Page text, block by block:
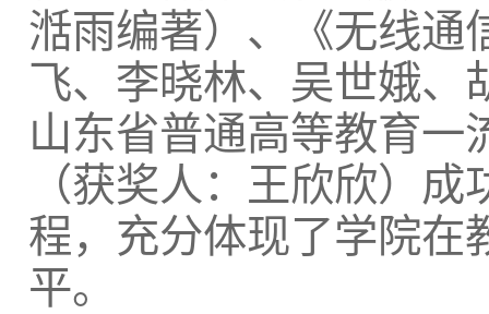
湉雨编著）、《无线通
飞、李晓林、吴世娥、
山东省普通高等教育一
（获奖人：王欣欣）
程，充分体现了学院在
平。